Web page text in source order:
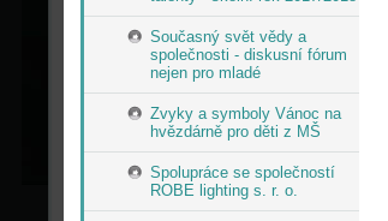
Současný svět vědy a
společnosti - diskusní fórum
nejen pro mladé
Zvyky a symboly Vánoc na
hvězdárně pro děti z MŠ
Spolupráce se společností
ROBE lighting s. r. o.